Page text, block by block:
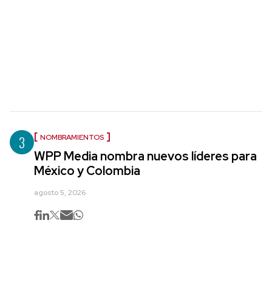
3 NOMBRAMIENTOS
WPP Media nombra nuevos líderes para
México y Colombia
agosto 5, 2026